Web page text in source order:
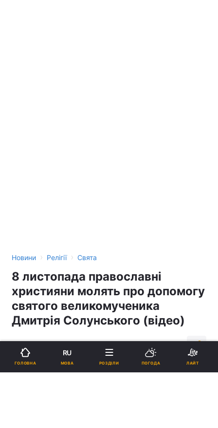
Новини › Релігії › Свята
8 листопада православні
християни молять про допомогу
святого великомученика
Дмитрія Солунського (відео)
Підпишіться на нас в Google
ГОЛОВНА
RU
МОВА РОЗДІЛИ ПОГОДА ЛАЙТ